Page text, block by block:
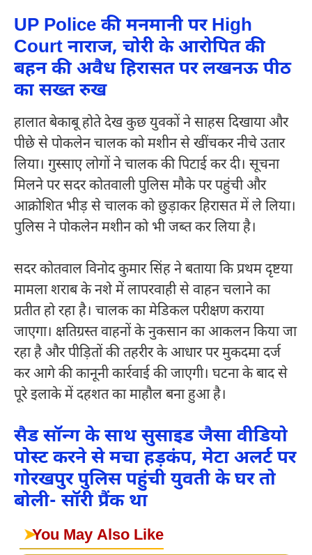
UP Police की मनमानी पर High
Court नाराज, चोरी के आरोपित की
बहन की अवैध हिरासत पर लखनऊ पीठ
का सख्त रुख
हालात बेकाबू होते देख कुछ युवकों ने साहस दिखाया और
पीछे से पोकलेन चालक को मशीन से खींचकर नीचे उतार
लिया। गुस्साए लोगों ने चालक की पिटाई कर दी। सूचना
मिलने पर सदर कोतवाली पुलिस मौके पर पहुंची और
आक्रोशित भीड़ से चालक को छुड़ाकर हिरासत में ले लिया।
पुलिस ने पोकलेन मशीन को भी जब्त कर लिया है।
सदर कोतवाल विनोद कुमार सिंह ने बताया कि प्रथम दृष्टया
मामला शराब के नशे में लापरवाही से वाहन चलाने का
प्रतीत हो रहा है। चालक का मेडिकल परीक्षण कराया
जाएगा। क्षतिग्रस्त वाहनों के नुकसान का आकलन किया जा
रहा है और पीड़ितों की तहरीर के आधार पर मुकदमा दर्ज
कर आगे की कानूनी कार्रवाई की जाएगी। घटना के बाद से
पूरे इलाके में दहशत का माहौल बना हुआ है।
सैड सॉन्ग के साथ सुसाइड जैसा वीडियो
पोस्ट करने से मचा हड़कंप, मेटा अलर्ट पर
गोरखपुर पुलिस पहुंची युवती के घर तो
बोली- सॉरी प्रैंक था
➤You May Also Like